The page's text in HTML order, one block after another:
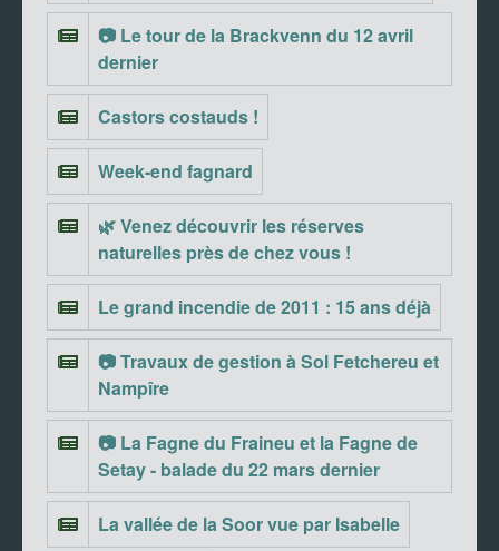
📷 Le tour de la Brackvenn du 12 avril
dernier
Castors costauds !
Week-end fagnard
🌿 Venez découvrir les réserves
naturelles près de chez vous !
Le grand incendie de 2011 : 15 ans déjà
📷 Travaux de gestion à Sol Fetchereu et
Nampîre
📷 La Fagne du Fraineu et la Fagne de
Setay - balade du 22 mars dernier
La vallée de la Soor vue par Isabelle